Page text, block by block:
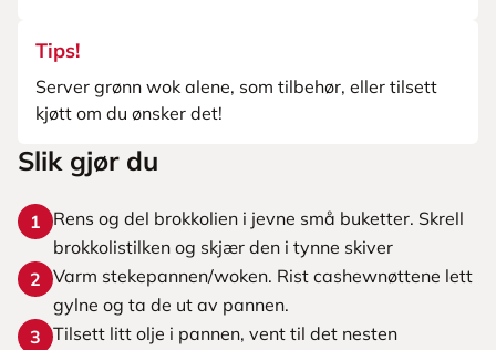
Tips!
Server grønn wok alene, som tilbehør, eller tilsett
kjøtt om du ønsker det!
Slik gjør du
1
Rens og del brokkolien i jevne små buketter. Skrell
brokkolistilken og skjær den i tynne skiver
2 Varm stekepannen/woken. Rist cashewnøttene lett
gylne og ta de ut av pannen.
3 Tilsett litt olje i pannen, vent til det nesten